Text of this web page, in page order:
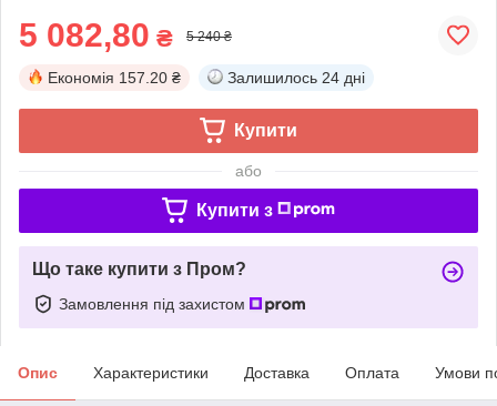
5 082,80 ₴ 5 240 ₴
Економія 157.20 ₴ Залишилось 24 дні
Купити
або
Купити з
Що таке купити з Пром?
Замовлення під захистом
Опис Характеристики Доставка Оплата Умови